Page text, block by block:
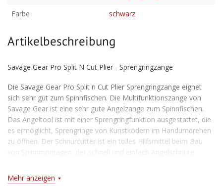
Farbe
schwarz
Artikelbeschreibung
Savage Gear Pro Split N Cut Plier - Sprengringzange
Die Savage Gear Pro Split n Cut Plier Sprengringzange eignet
sich sehr gut zum Spinnfischen. Die Multifunktionszange von
Savage Gear ist eine sehr gute Angelzange zum Spinnfischen.
Das Angeltool ist mit einer Sprengringfunktion ausgestattet, die
es ermöglicht, Sprengringe von Kunstködern im Handumdrehen
zu öffnen. Der Schnurcutter ist ein tolles Hilfsmittel beim Bau
Merkmale:
Mehr anzeigen